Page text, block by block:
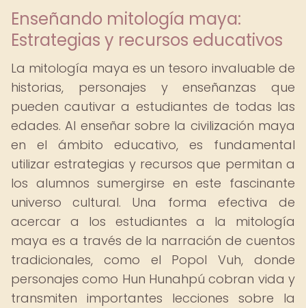
Enseñando mitología maya:
Estrategias y recursos educativos
La mitología maya es un tesoro invaluable de
historias, personajes y enseñanzas que
pueden cautivar a estudiantes de todas las
edades. Al enseñar sobre la civilización maya
en el ámbito educativo, es fundamental
utilizar estrategias y recursos que permitan a
los alumnos sumergirse en este fascinante
universo cultural. Una forma efectiva de
acercar a los estudiantes a la mitología
maya es a través de la narración de cuentos
tradicionales, como el Popol Vuh, donde
personajes como Hun Hunahpú cobran vida y
transmiten importantes lecciones sobre la